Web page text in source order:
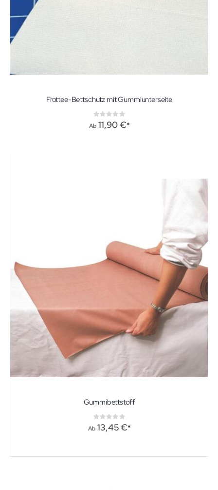
Frottee-Bettschutz mit Gummiunterseite
Rating:
0%
Ab 11,90 €
Gummibettstoff
Rating:
0%
Ab 13,45 €